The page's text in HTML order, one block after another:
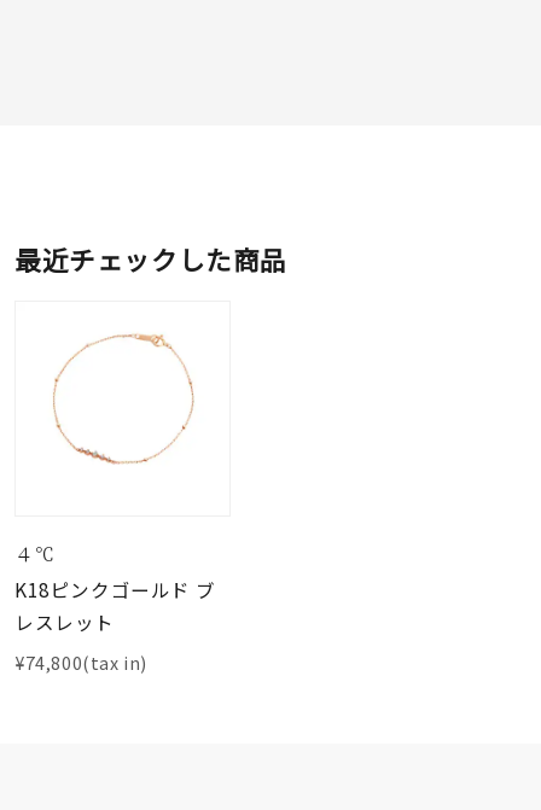
最近チェックした商品
４℃
K18ピンクゴールド ブ
レスレット
¥74,800(tax in)